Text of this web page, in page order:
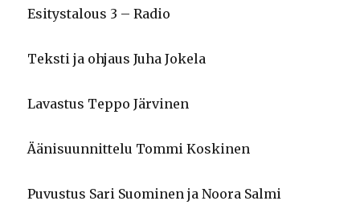
Esitystalous 3 – Radio
Teksti ja ohjaus Juha Jokela
Lavastus Teppo Järvinen
Äänisuunnittelu Tommi Koskinen
Puvustus Sari Suominen ja Noora Salmi